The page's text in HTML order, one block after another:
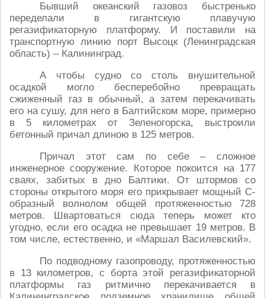
Бывший океанский газовоз быстренько
переделали в гигантскую плавучую
регазификаторную платформу. И поставили на
транспортную линию порт Высоцк (Ленинградская
область) – Калининград.
А чтобы судно со столь внушительной
осадкой могло бесперебойно превращать
сжиженный газ в обычный, а затем перекачивать
его на сушу, для него в Балтийском море, примерно
в 5 километрах от Зеленогорска, выстроили
бетонный причал длиною в 125 метров.
Причал этот сам по себе – сложное
инженерное сооружение. Которое покоится на 177
сваях, забитых в дно Балтики. От штормов со
стороны открытого моря его прикрывает мощный С-
образный волнолом общей протяженностью 728
метров. Швартоваться сюда теперь может кто
угодно, если его осадка не превышает 19 метров. В
том числе, естественно, и «Маршал Василевский».
По подводному газопроводу, протяженностью
в 13 километров, с борта этой регазификаторной
платформы газ ритмично перекачивается в